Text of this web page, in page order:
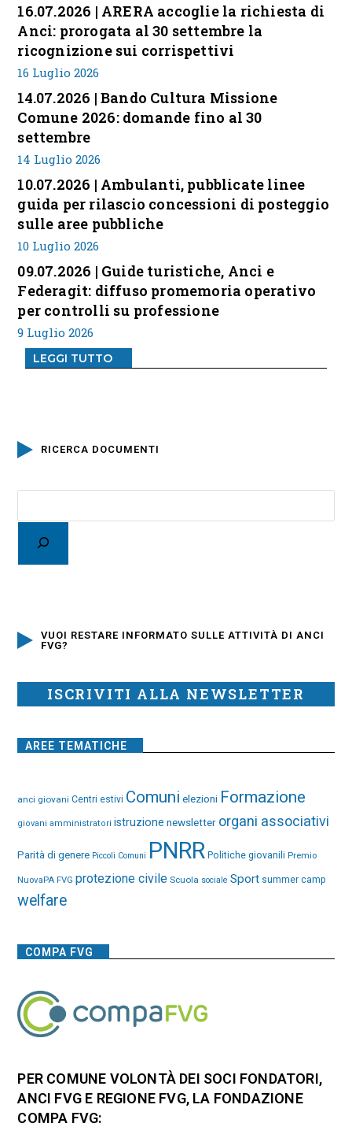
16.07.2026 | ARERA accoglie la richiesta di
Anci: prorogata al 30 settembre la
ricognizione sui corrispettivi
16 Luglio 2026
14.07.2026 | Bando Cultura Missione
Comune 2026: domande fino al 30
settembre
14 Luglio 2026
10.07.2026 | Ambulanti, pubblicate linee
guida per rilascio concessioni di posteggio
sulle aree pubbliche
10 Luglio 2026
09.07.2026 | Guide turistiche, Anci e
Federagit: diffuso promemoria operativo
per controlli su professione
9 Luglio 2026
LEGGI TUTTO
RICERCA DOCUMENTI
VUOI RESTARE INFORMATO SULLE ATTIVITÀ DI ANCI
FVG?
ISCRIVITI ALLA NEWSLETTER
AREE TEMATICHE
anci giovani Centri estivi Comuni elezioni Formazione
giovani amministratori istruzione newsletter organi associativi
Parità di genere Piccoli Comuni PNRR Politiche giovanili Premio
NuovaPA FVG protezione civile Scuola sociale Sport summer camp
welfare
COMPA FVG
PER COMUNE VOLONTÀ DEI SOCI FONDATORI,
ANCI FVG E REGIONE FVG, LA FONDAZIONE
COMPA FVG: